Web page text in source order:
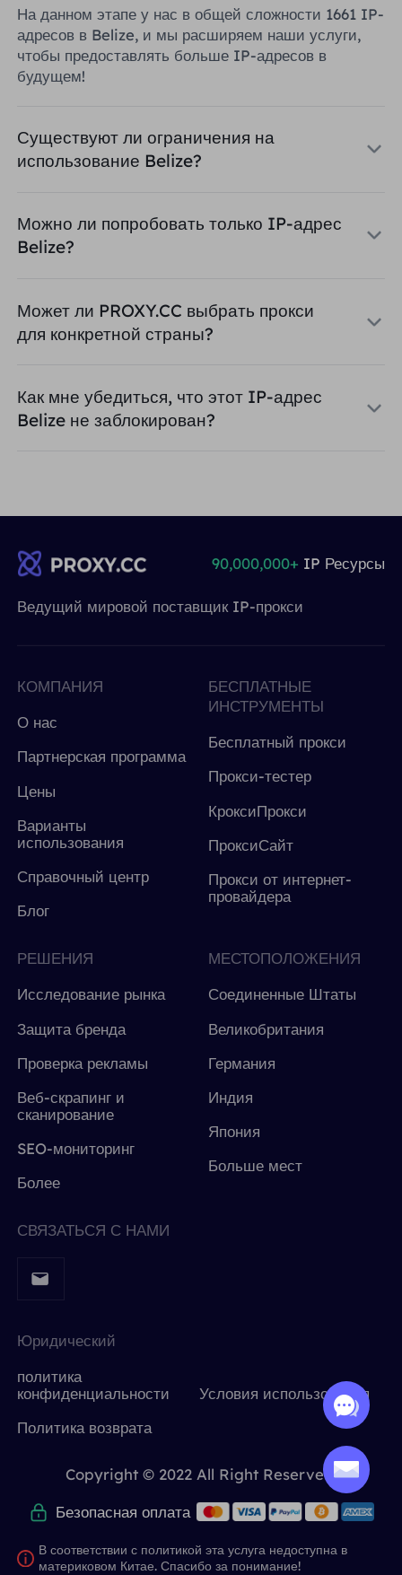
На данном этапе у нас в общей сложности 1661 IP-
адресов в Belize, и мы расширяем наши услуги,
чтобы предоставлять больше IP-адресов в
будущем!
Существуют ли ограничения на
использование Belize?
Можно ли попробовать только IP-адрес
Belize?
Может ли PROXY.CC выбрать прокси
для конкретной страны?
Как мне убедиться, что этот IP-адрес
Belize не заблокирован?
Ведущий мировой поставщик IP-прокси
90,000,000+ IP Ресурсы
КОМПАНИЯ
О нас
Партнерская программа
Цены
Варианты
использования
Справочный центр
Блог
БЕСПЛАТНЫЕ
ИНСТРУМЕНТЫ
Бесплатный прокси
Прокси-тестер
КроксиПрокси
ПроксиСайт
Прокси от интернет-
провайдера
РЕШЕНИЯ
Исследование рынка
Защита бренда
Проверка рекламы
Веб-скрапинг и
сканирование
SEO-мониторинг
Более
МЕСТОПОЛОЖЕНИЯ
Соединенные Штаты
Великобритания
Германия
Индия
Япония
Больше мест
СВЯЗАТЬСЯ С НАМИ
Юридический
политика
конфиденциальности
Условия использования
Политика возврата
Copyright © 2022 All Right Reserved.
Безопасная оплата
В соответствии с политикой эта услуга недоступна в
материковом Китае. Спасибо за понимание!